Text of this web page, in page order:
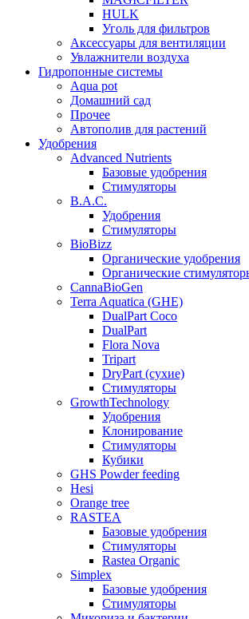
HULK
Уголь для фильтров
Аксессуары для вентиляции
Увлажнители воздуха
Гидропонные системы
Aqua pot
Домашний сад
Прочее
Автополив для растений
Удобрения
Advanced Nutrients
Базовые удобрения
Стимуляторы
B.A.C.
Удобрения
Стимуляторы
BioBizz
Органические удобрения
Органические
CannaBioGen
Terra Aquatica (GHE)
DualPart Coco
DualPart
Flora Nova
Tripart
DryPart (сухие)
Стимуляторы
GrowthTechnology
Удобрения
Клонирование
Стимуляторы
Кубики
GHS Powder feeding
Hesi
Orange tree
RASTEA
Базовые удобрения
Стимуляторы
Rastea Organic
Simplex
Базовые удобрения
Стимуляторы